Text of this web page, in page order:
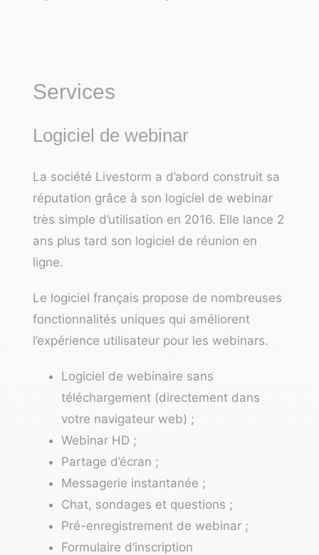
Services
Logiciel de webinar
La société Livestorm a d’abord construit sa
réputation grâce à son logiciel de webinar
très simple d’utilisation en 2016. Elle lance 2
ans plus tard son logiciel de réunion en
ligne.
Le logiciel français propose de nombreuses
fonctionnalités uniques qui améliorent
l’expérience utilisateur pour les webinars.
Logiciel de webinaire sans
téléchargement (directement dans
votre navigateur web) ;
Webinar HD ;
Partage d’écran ;
Messagerie instantanée ;
Chat, sondages et questions ;
Pré-enregistrement de webinar ;
Formulaire d’inscription